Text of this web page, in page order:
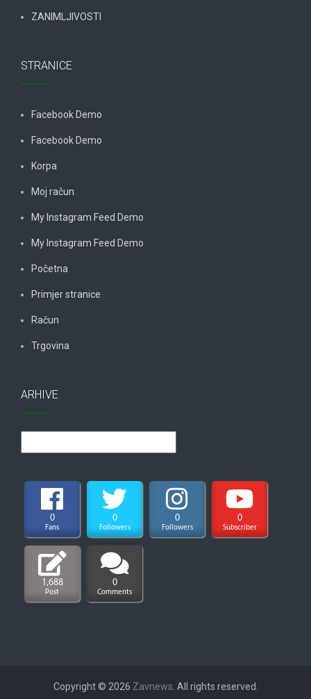
ZANIMLJIVOSTI
STRANICE
Facebook Demo
Facebook Demo
Korpa
Moj račun
My Instagram Feed Demo
My Instagram Feed Demo
Početna
Primjer stranice
Račun
Trgovina
ARHIVE
0
Fans
0
Followers
0
Followers
0
Subscriber
1,688
Post
0
Comments
Copyright © 2026 Zavnews . All rights reserved.